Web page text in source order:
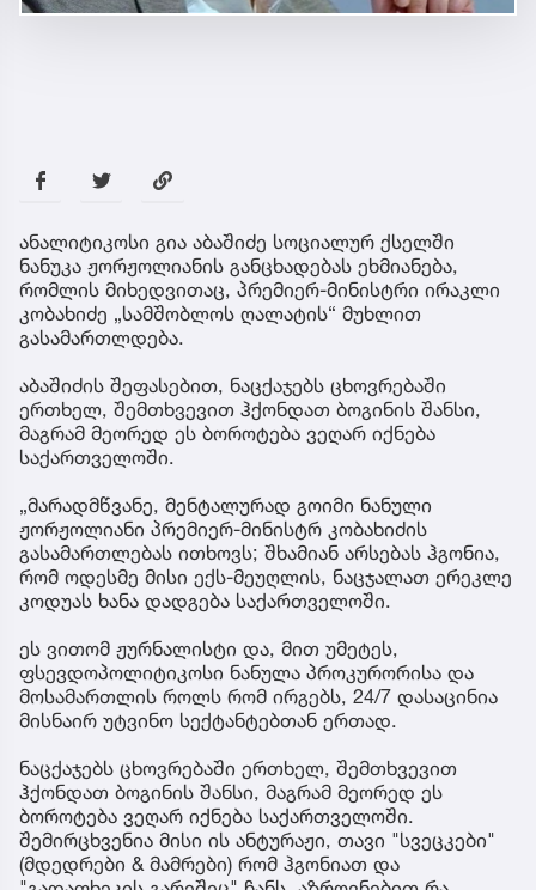
ანალიტიკოსი გია აბაშიძე სოციალურ ქსელში
ნანუკა ჟორჟოლიანის განცხადებას ეხმიანება,
რომლის მიხედვითაც, პრემიერ-მინისტრი ირაკლი
კობახიძე „სამშობლოს ღალატის“ მუხლით
გასამართლდება.
აბაშიძის შეფასებით, ნაცქაჯებს ცხოვრებაში
ერთხელ, შემთხვევით ჰქონდათ ბოგინის შანსი,
მაგრამ მეორედ ეს ბოროტება ვეღარ იქნება
საქართველოში.
„მარადმწვანე, მენტალურად გოიმი ნანული
ჟორჟოლიანი პრემიერ-მინისტრ კობახიძის
გასამართლებას ითხოვს; შხამიან არსებას ჰგონია,
რომ ოდესმე მისი ექს-მეუღლის, ნაცჯალათ ერეკლე
კოდუას ხანა დადგება საქართველოში.
ეს ვითომ ჟურნალისტი და, მით უმეტეს,
ფსევდოპოლიტიკოსი ნანულა პროკურორისა და
მოსამართლის როლს რომ ირგებს, 24/7 დასაცინია
მისნაირ უტვინო სექტანტებთან ერთად.
ნაცქაჯებს ცხოვრებაში ერთხელ, შემთხვევით
ჰქონდათ ბოგინის შანსი, მაგრამ მეორედ ეს
ბოროტება ვეღარ იქნება საქართველოში.
შემირცხვენია მისი ის ანტურაჟი, თავი "სვეცკები"
(მდედრები & მამრები) რომ ჰგონიათ და